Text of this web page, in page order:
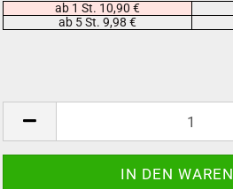
ab 1 St. 10,90 €
ab 5 St. 9,98 €